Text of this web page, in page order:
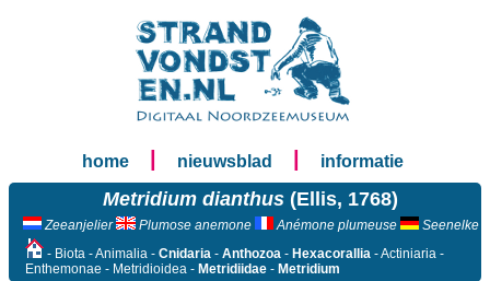
home nieuwsblad informatie
Metridium dianthus (Ellis, 1768)
Zeeanjelier Plumose anemone Anémone plumeuse
Seenelke
- Biota - Animalia - Cnidaria - Anthozoa - Hexacorallia - Actiniaria -
Enthemonae - Metridioidea - Metridiidae - Metridium